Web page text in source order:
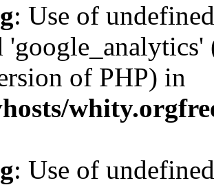
: Use of
of PHP) in
: Use of